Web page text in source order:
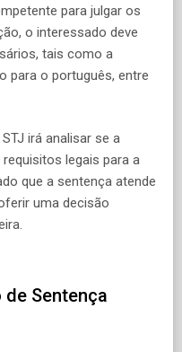
para julgar os
o interessado deve
tais como a
para o português, entre
irá analisar se a
legais para a
que a sentença atende
uma decisão
Sentença